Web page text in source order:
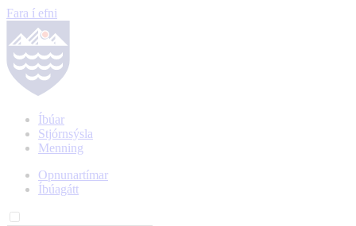
Fara í efni
Íbúar
Stjórnsýsla
Menning
Opnunartímar
Íbúagátt